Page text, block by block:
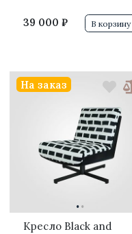
39 000 ₽ В корзину
··
Кресло Black and
На заказ